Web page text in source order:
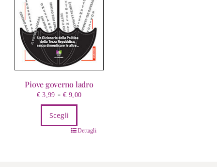
Piove governo ladro
€ 3,99 - € 9,00Fascia
da
Scegli
Dettagli